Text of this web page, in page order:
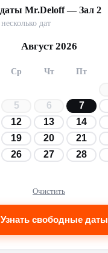
Mr.Deloff — Зал 2
дат
Август 2026
Ср Чт Пт
5 6 7
12 13 14
19 20 21
26 27 28
Очистить
Узнать свободные даты